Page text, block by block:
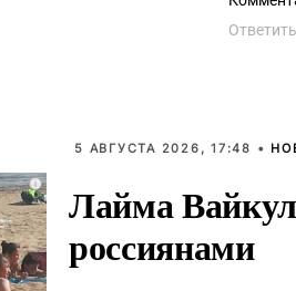
Ответить
5 АВГУСТА 2026, 17:48 •
Лайма
россиянами